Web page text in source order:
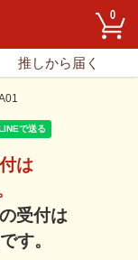
0
推しから届く
は
受付は
す。